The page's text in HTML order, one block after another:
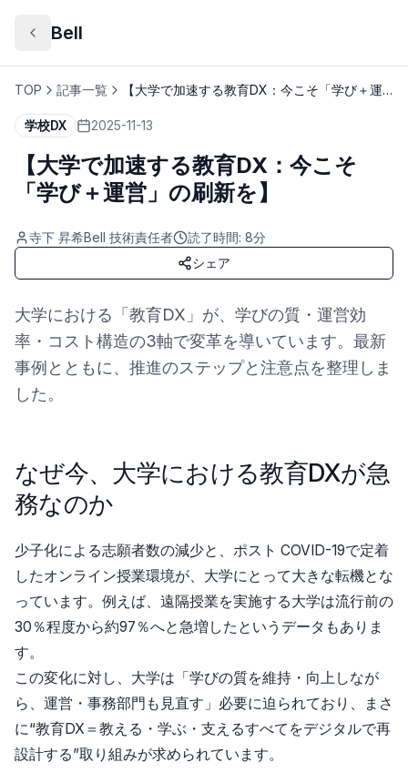
Bell
TOP 記事一覧
【大学で加速する教育DX：今こそ「学び＋運
学校DX
2025-11-13
【大学で加速する教育DX：今こそ
「学び＋運営」の刷新を】
寺下 昇希Bell 技術責任者 読了時間: 8分
シェア
大学における「教育DX」が、学びの質・運営効
率・コスト構造の3軸で変革を導いています。最新
事例とともに、推進のステップと注意点を整理しま
した。
なぜ今、大学における教育DXが急
務なのか
少子化による志願者数の減少と、ポスト COVID-19で定着
したオンライン授業環境が、大学にとって大きな転機とな
っています。例えば、遠隔授業を実施する大学は流行前の
30％程度から約97％へと急増したというデータもありま
す。
この変化に対し、大学は「学びの質を維持・向上しなが
ら、運営・事務部門も見直す」必要に迫られており、まさ
に“教育DX＝教える・学ぶ・支えるすべてをデジタルで再
設計する”取り組みが求められています。